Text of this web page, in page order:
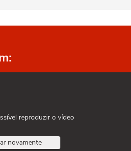
reproduzir o vídeo
novamente